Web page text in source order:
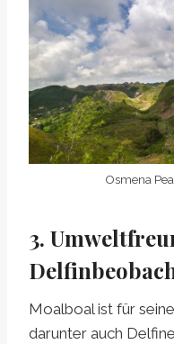
Osmena
3.
Moalboal ist für
darunter auch